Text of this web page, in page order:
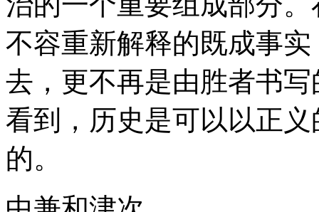
不容重新解释的既成事
去，更不再是由胜者书
看到，历史是可以以正
的。